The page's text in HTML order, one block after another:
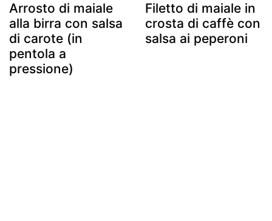
Arrosto di maiale
alla birra con salsa
di carote (in
pentola a
pressione)
Filetto di maiale in
crosta di caffè con
salsa ai peperoni